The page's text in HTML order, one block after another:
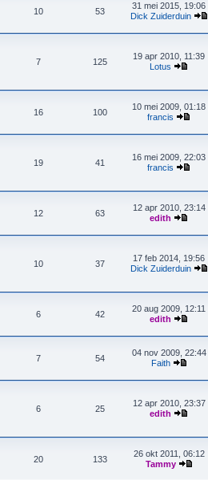
10 53
31 mei 2015, 19:06
Dick Zuiderduin
7 125
19 apr 2010, 11:39
Lotus
16 100
10 mei 2009, 01:18
francis
19 41
16 mei 2009, 22:03
francis
12 63
12 apr 2010, 23:14
edith
10 37
17 feb 2014, 19:56
Dick Zuiderduin
6 42
20 aug 2009, 12:11
edith
7 54
04 nov 2009, 22:44
Faith
6 25
12 apr 2010, 23:37
edith
20 133
26 okt 2011, 06:12
Tammy